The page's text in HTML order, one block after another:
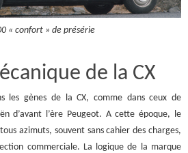
« confort » de présérie
de la CX
les gènes de la CX, comme dans ceux de
d’avant l’ère Peugeot. A cette époque, le
azimuts, souvent sans cahier des charges,
commerciale. La logique de la marque